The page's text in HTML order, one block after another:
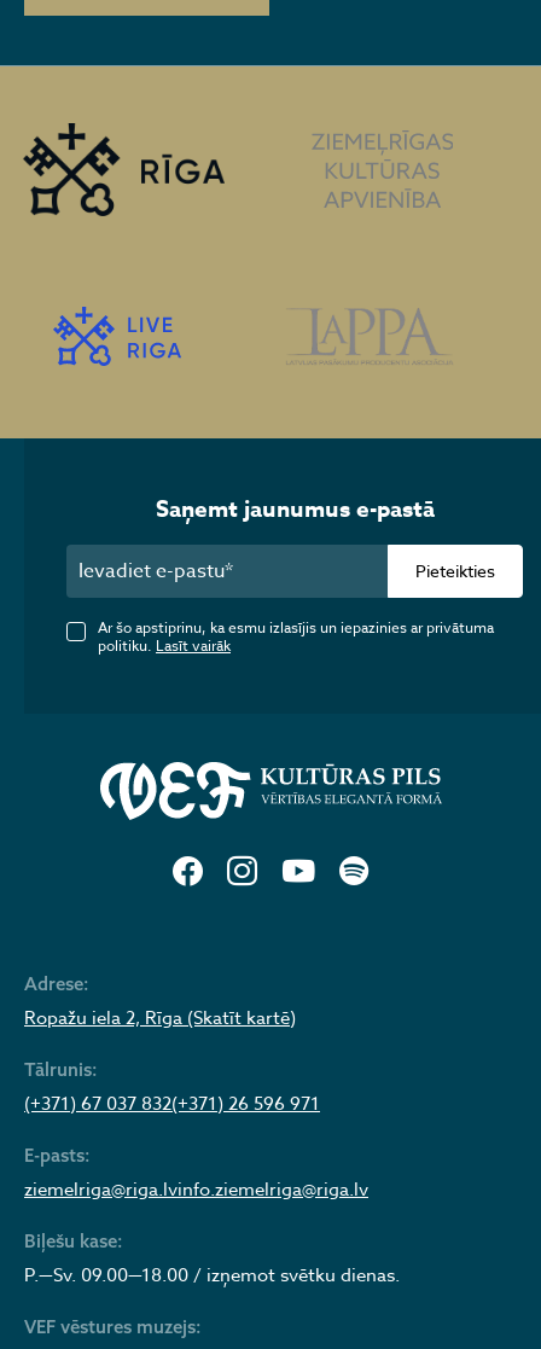
Adrese:
Ropažu iela 2, Rīga (Skatīt kartē)
Tālrunis:
(+371) 67 037 832(+371) 26 596 971
E-pasts:
ziemelriga@riga.lvinfo.ziemelriga@riga.lv
Biļešu kase:
P.—Sv. 09.00—18.00 / izņemot svētku dienas.
VEF vēstures muzejs:
Saņemt jaunumus e-pastā
Pieteikties
Ar šo apstiprinu, ka esmu izlasījis un iepazinies ar privātuma
politiku. Lasīt vairāk